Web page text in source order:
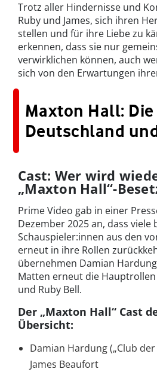
Trotz aller Hindernisse und
Ruby und James, sich ihren
stellen und für ihre Liebe zu
erkennen, dass sie nur
verwirklichen können, auch
sich von den Erwartungen
Maxton Hall:
Deutschland
Cast: Wer wird
„Maxton Hall“-
Prime Video gab in einer
Dezember 2025 an, dass viele
Schauspieler:innen aus den
erneut in ihre Rollen
übernehmen Damian
Matten erneut die Hauptrollen
und Ruby Bell.
Der „Maxton Hall“ Cast
Übersicht:
Damian Hardung („Club
James Beaufort